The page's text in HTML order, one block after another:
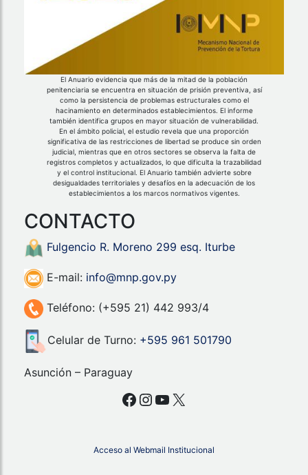
El Anuario evidencia que más de la mitad de la población
penitenciaria se encuentra en situación de prisión preventiva, así
como la persistencia de problemas estructurales como el
hacinamiento en determinados establecimientos. El informe
también identifica grupos en mayor situación de vulnerabilidad.
En el ámbito policial, el estudio revela que una proporción
significativa de las restricciones de libertad se produce sin orden
judicial, mientras que en otros sectores se observa la falta de
registros completos y actualizados, lo que dificulta la trazabilidad
y el control institucional. El Anuario también advierte sobre
desigualdades territoriales y desafíos en la adecuación de los
establecimientos a los marcos normativos vigentes.
CONTACTO
Fulgencio R. Moreno 299 esq. Iturbe
E-mail: info@mnp.gov.py
Teléfono: (+595 21) 442 993/4
Celular de Turno: +595 961 501790
Asunción – Paraguay
Facebook
Instagram
YouTube
X
Acceso al Webmail Institucional